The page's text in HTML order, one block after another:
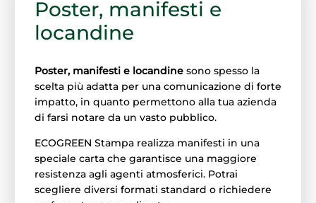
Poster, manifesti e
locandine
Poster, manifesti e locandine sono spesso la
scelta più adatta per una comunicazione di forte
impatto, in quanto permettono alla tua azienda
di farsi notare da un vasto pubblico.
ECOGREEN Stampa realizza manifesti in una
speciale carta che garantisce una maggiore
resistenza agli agenti atmosferici. Potrai
scegliere diversi formati standard o richiedere